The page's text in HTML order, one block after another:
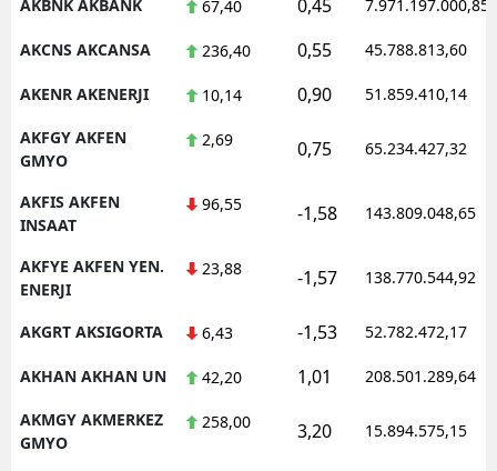
AKBNK AKBANK 67,40 0,45 7.971.197.000,85
AKCNS AKCANSA 236,40 0,55 45.788.813,60
AKENR AKENERJI 10,14 0,90 51.859.410,14
AKFGY AKFEN
GMYO
2,69 0,75 65.234.427,32
AKFIS AKFEN
INSAAT
96,55 -1,58 143.809.048,65
AKFYE AKFEN YEN.
ENERJI
23,88 -1,57 138.770.544,92
AKGRT AKSIGORTA 6,43 -1,53 52.782.472,17
AKHAN AKHAN UN 42,20 1,01 208.501.289,64
AKMGY AKMERKEZ
GMYO
258,00 3,20 15.894.575,15